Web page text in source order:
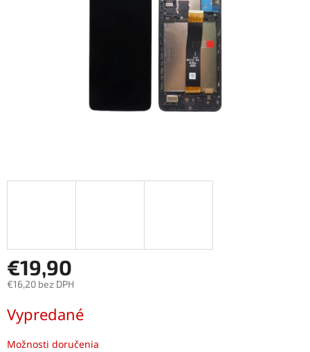
€19,90
€16,20 bez DPH
cena:
Vypredané
Možnosti doručenia